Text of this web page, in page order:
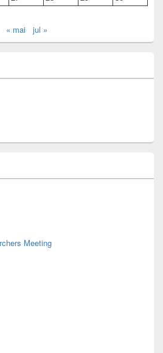
« mai jul »
Meeting